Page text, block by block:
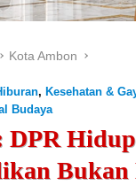
Kota Ambon
, Kesehatan &
Budaya
Bukan